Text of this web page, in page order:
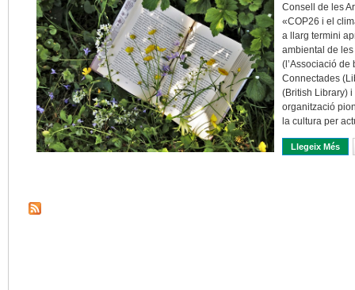
Consell de les
«COP26 i el
a llarg termini
ambiental de
(l’Associació
Connectades
(British Library)
organització
la cultura per
Llegeix Més